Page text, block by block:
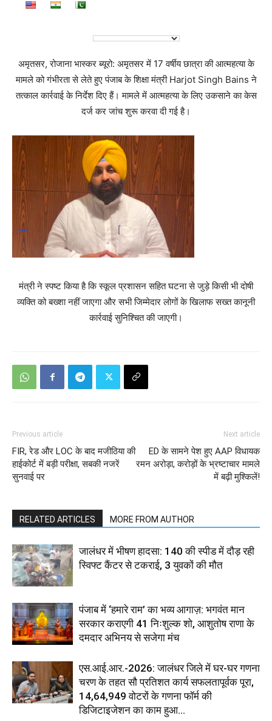
अमृतसर, रोजाना भास्कर ब्यूरो: अमृतसर में 17 वर्षीय छात्रा की आत्महत्या के
मामले को गंभीरता से लेते हुए पंजाब के शिक्षा मंत्री Harjot Singh Bains ने
तत्काल कार्रवाई के निर्देश दिए हैं। मामले में आत्महत्या के लिए उकसाने का केस
दर्ज कर जांच शुरू करवा दी गई है।
मंत्री ने स्पष्ट किया है कि स्कूल प्रशासन सहित घटना से जुड़े किसी भी दोषी
व्यक्ति को बख्शा नहीं जाएगा और सभी जिम्मेदार लोगों के खिलाफ सख्त कानूनी
कार्रवाई सुनिश्चित की जाएगी।
Previous article
FIR, रेड और LOC के बाद मजीठिया की
हाईकोर्ट में बड़ी परीक्षा, सबकी नजरें
सुनवाई पर
Next article
ED के सामने पेश हुए AAP विधायक
रमन अरोड़ा, करोड़ों के भ्रष्टाचार मामले
में बढ़ी मुश्किलें!
RELATED ARTICLES MORE FROM AUTHOR
जालंधर में भीषण हादसा: 140 की स्पीड में दौड़ रही
स्विफ्ट कैंटर से टकराई, 3 युवकों की मौत
पंजाब में ‘हमारे राम’ का भव्य आगाज़: भगवंत मान
सरकार कराएगी 41 निःशुल्क शो, आशुतोष राणा के
दमदार अभिनय से सजेगा मंच
एस.आई.आर.-2026: जालंधर जिले में घर-घर गणना
चरण के तहत सौ प्रतिशत कार्य सफलतापूर्वक पूरा,
14,64,949 वोटरों के गणना फॉर्म की
डिजिटाइजेशन का काम हुआ...